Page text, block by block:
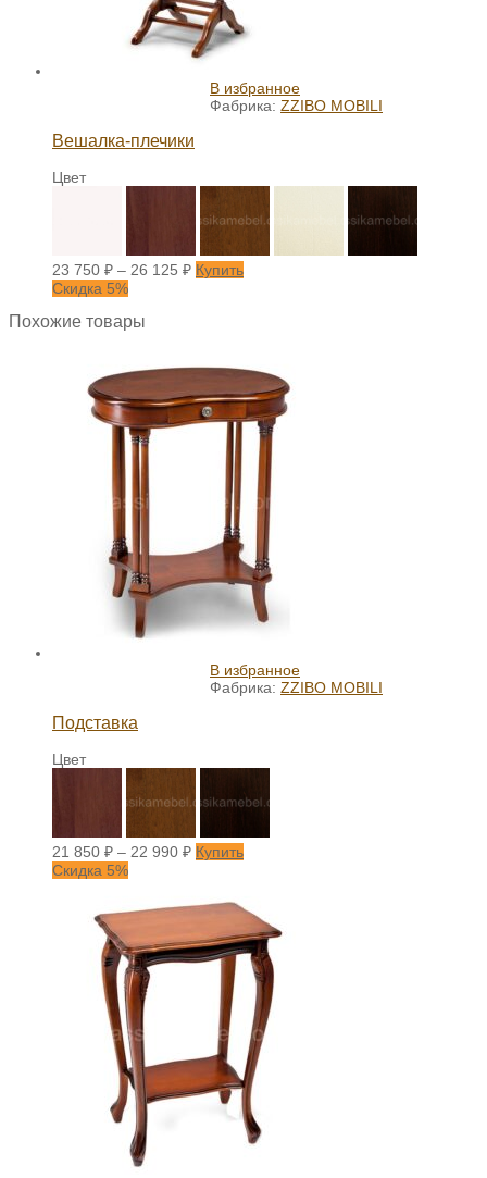
В избранное
Фабрика: ZZIBO MOBILI
Вешалка-плечики
Цвет
23 750 ₽ – 26 125 ₽ Купить
Скидка 5%
Похожие товары
В избранное
Фабрика: ZZIBO MOBILI
Подставка
Цвет
21 850 ₽ – 22 990 ₽ Купить
Скидка 5%